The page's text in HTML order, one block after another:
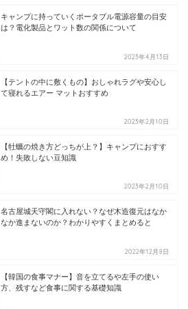
キャンプに持っていくポータブル電源容量の目安
は？電化製品とワット数の関係について
2023年4月13日
【テントの中に敷くもの】おしゃれラグや安心し
て寝れるエアー マットおすすめ
2023年2月10日
【牡蠣の焼き方どっちが上？】キャンプにおすす
め！失敗しない豆知識
2023年2月10日
名古屋城天守閣に入れない？なぜ木造復元はなか
なか進まないのか？わかりやすくまとめると
2022年12月8日
【韓国の食事マナー】音を立てるや左手の使い
方、残すなど食事に関する基礎知識